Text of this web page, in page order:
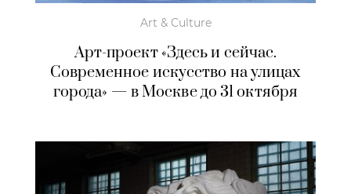
Art & Culture
Арт-проект «Здесь и сейчас.
Современное искусство на улицах
города» — в Москве до 31 октября